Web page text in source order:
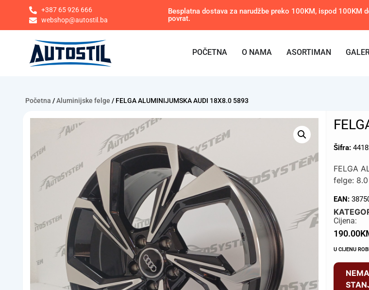
+387 65 926 666
webshop@autostil.ba
Besplatna dostava za narudžbe preko 100KM, ispod 100KM
povrat.
POČETNA O NAMA ASORTIMAN
Početna /Aluminijske felge / FELGA ALUMINIJUMSKA AUDI 18X8.0 5893
Šifra:
FELGA
felge:
EAN:
Cijena:
190.00
U CIJENU